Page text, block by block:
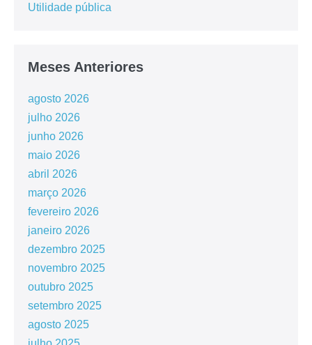
Utilidade pública
Meses Anteriores
agosto 2026
julho 2026
junho 2026
maio 2026
abril 2026
março 2026
fevereiro 2026
janeiro 2026
dezembro 2025
novembro 2025
outubro 2025
setembro 2025
agosto 2025